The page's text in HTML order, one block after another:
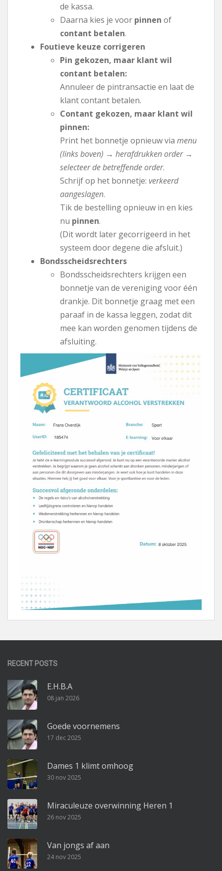
de kassa.
Daarna kies je voor pinnen of
contant betalen.
Foutieve keuze corrigeren
Pin gekozen, maar klant wil
contant betalen:
Annuleer de pintransactie en laat de
klant contant betalen.
Contant gekozen, maar klant wil
pinnen:
Print het bonnetje opnieuw via menu
(links boven) → herafdrukken order →
selecteer de betreffende order.
Schrijf op het bonnetje: verkeerd
aangeslagen.
Tik de bestelling opnieuw in en kies
nu pinnen.
(Dit wordt later gecorrigeerd in het
systeem door degene die afsluit.)
Bondsscheidsrechters
Bondsscheidsrechters krijgen een
bonnetje van de vereniging voor één
drankje. Dit bonnetje graag met een
paraaf in de kassa leggen, zodat dit
mee kan worden genomen tijdens de
afsluiting.
RECENT POSTS
E.H.B.A
08 jan 2026
Goede voornemens
17 dec 2025
Dames 1 klimt omhoog
30 nov 2025
Miraculeuze overwinning Heren 1
26 nov 2025
Van jongs af aan
24 nov 2025